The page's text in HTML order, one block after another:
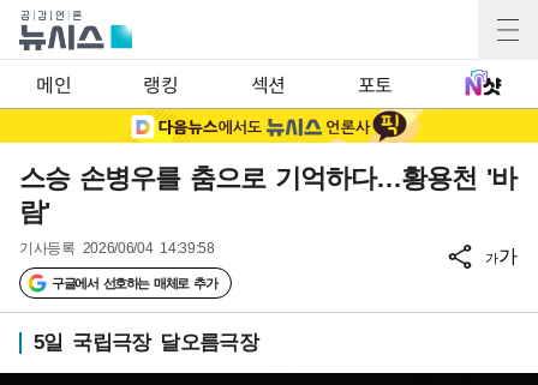
메인 랭킹 섹션 포토
스승 손병우를 춤으로 기억하다…황용천 '바
람'
기사등록 2026/06/04 14:39:58
구글에서 선호하는 매체로 추가
가가
5일 국립극장 달오름극장